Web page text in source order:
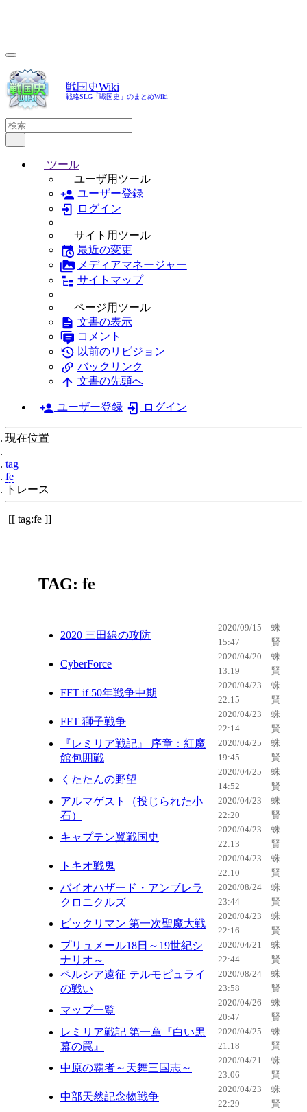
戦国史Wiki
戦略SLG「戦国史」のまとめWiki
ツール
ユーザ用ツール
ユーザー登録
ログイン
サイト用ツール
最近の変更
メディアマネージャー
サイトマップ
ページ用ツール
文書の表示
コメント
以前のリビジョン
バックリンク
文書の先頭へ
ユーザー登録 ログイン
現在位置
tag
fe
トレース
tag:fe
TAG: fe
2020 三田線の攻防
2020/09/15
15:47
蛛
賢
CyberForce
2020/04/20
13:19
蛛
賢
FFT if 50年戦争中期
2020/04/23
22:15
蛛
賢
FFT 獅子戦争
2020/04/23
22:14
蛛
賢
『レミリア戦記』 序章：紅魔
館包囲戦
2020/04/25
19:45
蛛
賢
くたたんの野望
2020/04/25
14:52
蛛
賢
アルマゲスト（投じられた小
石）
2020/04/23
22:20
蛛
賢
キャプテン翼戦国史
2020/04/23
22:13
蛛
賢
トキオ戦鬼
2020/04/23
22:10
蛛
賢
バイオハザード・アンブレラ
クロニクルズ
2020/08/24
23:44
蛛
賢
ビックリマン 第一次聖魔大戦
2020/04/23
22:16
蛛
賢
プリュメール18日～19世紀シ
ナリオ～
2020/04/21
22:44
蛛
賢
ペルシア遠征 テルモピュライ
の戦い
2020/08/24
23:58
蛛
賢
マップ一覧
2020/04/26
20:47
蛛
賢
レミリア戦記 第一章『白い黒
幕の罠』
2020/04/25
21:18
蛛
賢
中原の覇者～天舞三国志～
2020/04/21
23:06
蛛
賢
中部天然記念物戦争
2020/04/23
22:29
蛛
賢